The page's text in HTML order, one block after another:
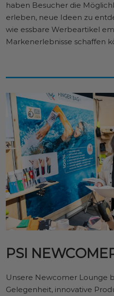
haben Besucher die
erleben, neue Ideen zu
wie essbare Werbeartikel
Markenerlebnisse schaffen
PSI
Unsere Newcomer Lounge
Gelegenheit, innovative